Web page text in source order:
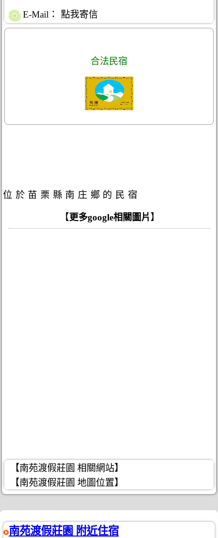
E-Mail： 點我寄信
合法民宿
位於苗栗縣南庄鄉的民宿
【 更多google相關圖片 】
【南苑渡假莊園 相關網站】
【南苑渡假莊園 地圖位置】
南苑渡假莊園 附近住宿